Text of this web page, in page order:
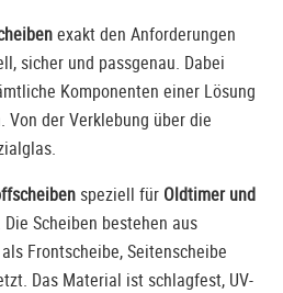
exakt den Anforderungen
sicher und passgenau. Dabei
Komponenten einer Lösung
Von der Verklebung über die
speziell für Oldtimer und
Die Scheiben bestehen aus
Frontscheibe, Seitenscheibe
Das Material ist schlagfest, UV-